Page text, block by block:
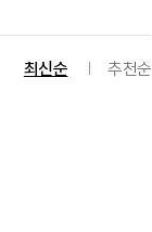
최신순 추천순